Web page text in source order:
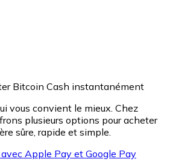
Bitcoin Cash instantanément
vous convient le mieux. Chez
plusieurs options pour acheter
sûre, rapide et simple.
Apple Pay et Google Pay